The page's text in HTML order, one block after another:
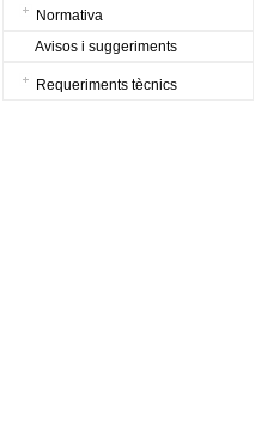
Normativa
Avisos i suggeriments
Requeriments tècnics